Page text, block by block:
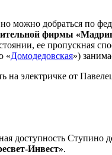
можно добраться по
фирмы
ее пропускная
«Домодедовская»)
электричке от
доступность Ступино
Инвест».